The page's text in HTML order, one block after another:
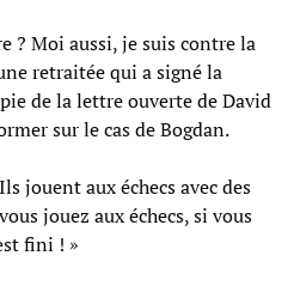
? Moi aussi, je suis contre la
retraitée qui a signé la
de la lettre ouverte de David
sur le cas de Bogdan.
jouent aux échecs avec des
jouez aux échecs, si vous
fini ! »